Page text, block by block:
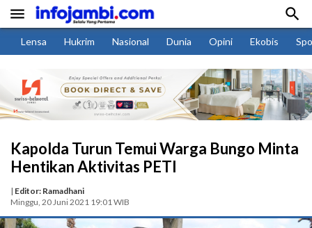
 
Lensa Hukrim Nasional Dunia Opini Ekobis
Kapolda Turun Temui Warga Bungo Minta
Hentikan Aktivitas PETI
| Editor: Ramadhani
Minggu, 20 Juni 2021 19:01 WIB